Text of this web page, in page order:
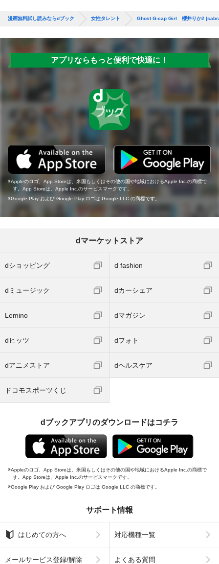
漫画無料試し読みならdブック 女性タレント Ghost G-cap Girl 櫻井りか2
アプリならもっと便利で快適に！
Appleのロゴ、App Storeは、米国もしくはその他の国や地域におけるApple Inc.の商標で
す。App Storeは、Apple Inc.のサービスマークです。
Google Play および Google Play ロゴは Google LLC の商標です。
dマーケットストア
dショッピング d fashion
dミュージック dカーシェア
Lemino dマガジン
dヒッツ dフォト
dアニメストア dヘルスケア
ドコモスポーツくじ
dブックアプリのダウンロードはコチラ
Appleのロゴ、App Storeは、米国もしくはその他の国や地域におけるApple Inc.の商標で
す。App Storeは、Apple Inc.のサービスマークです。
Google Play および Google Play ロゴは Google LLC の商標です。
サポート情報
はじめての方へ 対応機種一覧
メールサービス登録/解除 よくある質問